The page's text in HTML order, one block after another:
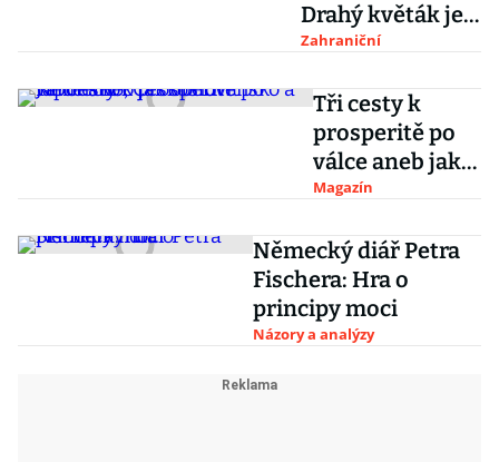
Drahý květák je i
v Berlíně, inflace
Zahraniční
Tři cesty k
prosperitě po
válce aneb jak
obnovit
Československ
o a Japonsko
Magazín
Německý diář Petra
Fischera: Hra o
principy moci
Názory a analýzy